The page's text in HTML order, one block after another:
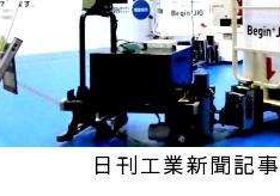
日刊工業新聞記